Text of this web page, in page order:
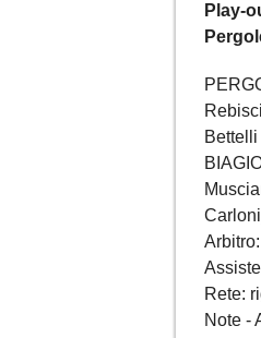
Play-
Bettelli
Rete:
Note -